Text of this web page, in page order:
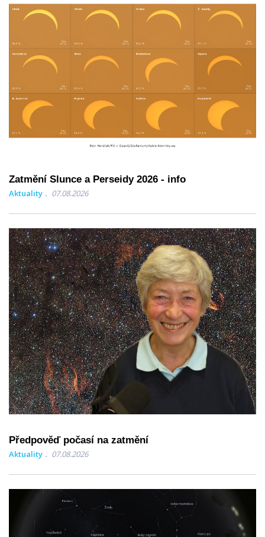
Zatmění Slunce a Perseidy 2026 - info
Aktuality 07.08.2026
Předpověď počasí na zatmění
Aktuality 07.08.2026